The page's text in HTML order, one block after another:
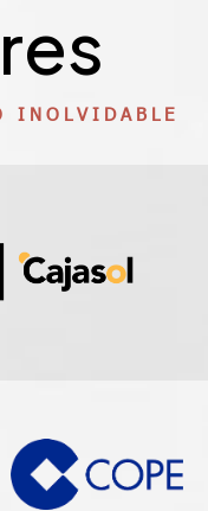
INOLVIDABLE